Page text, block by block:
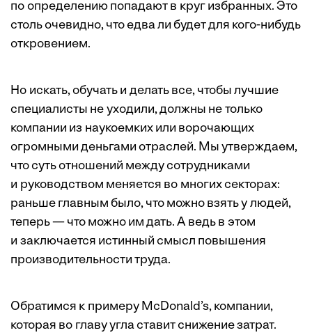
по определению попадают в круг избранных. Это
столь очевидно, что едва ли будет для кого-нибудь
откровением.
Но искать, обучать и делать все, чтобы лучшие
специалисты не уходили, должны не только
компании из наукоемких или ворочающих
огромными деньгами отраслей. Мы утверждаем,
что суть отношений между сотрудниками
и руководством меняется во многих секторах:
раньше главным было, что можно взять у людей,
теперь — что можно им дать. А ведь в этом
и заключается истинный смысл повышения
производительности труда.
Обратимся к примеру McDonald’s, компании,
которая во главу угла ставит снижение затрат.